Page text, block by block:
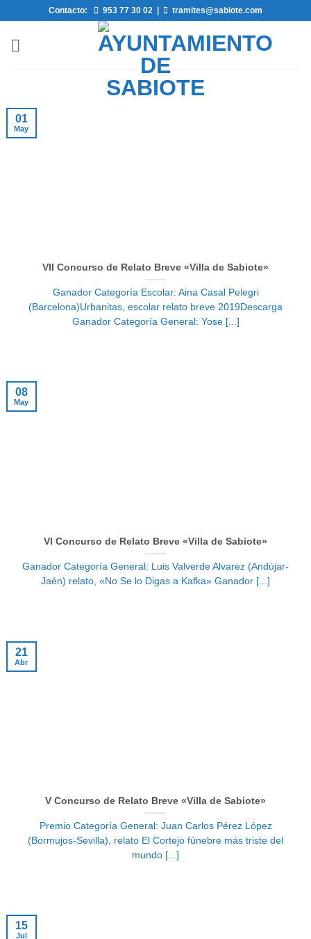
contenido
Contacto: 953 77 30 02 | tramites@sabiote.com
VII Concurso de Relato Breve «Villa de Sabiote»
Ganador Categoría Escolar: Aina Casal Pelegri
(Barcelona)Urbanitas, escolar relato breve 2019Descarga
Ganador Categoría General: Yose [...]
01
May
VI Concurso de Relato Breve «Villa de Sabiote»
Ganador Categoría General: Luis Valverde Alvarez (Andújar-
Jaén) relato, «No Se lo Digas a Kafka» Ganador [...]
08
May
V Concurso de Relato Breve «Villa de Sabiote»
Premio Categoría General: Juan Carlos Pérez López
(Bormujos-Sevilla), relato El Cortejo fúnebre más triste del
mundo [...]
21
Abr
15
Jul